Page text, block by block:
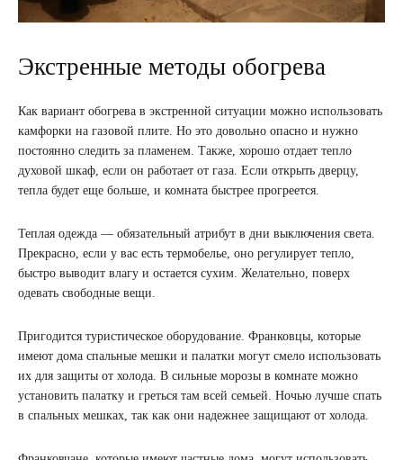
Экстренные методы обогрева
Как вариант обогрева в экстренной ситуации можно использовать
камфорки на газовой плите. Но это довольно опасно и нужно
постоянно следить за пламенем. Также, хорошо отдает тепло
духовой шкаф, если он работает от газа. Если открыть дверцу,
тепла будет еще больше, и комната быстрее прогреется.
Теплая одежда — обязательный атрибут в дни выключения света.
Прекрасно, если у вас есть термобелье, оно регулирует тепло,
быстро выводит влагу и остается сухим. Желательно, поверх
одевать свободные вещи.
Пригодится туристическое оборудование. Франковцы, которые
имеют дома спальные мешки и палатки могут смело использовать
их для защиты от холода. В сильные морозы в комнате можно
установить палатку и греться там всей семьей. Ночью лучше спать
в спальных мешках, так как они надежнее защищают от холода.